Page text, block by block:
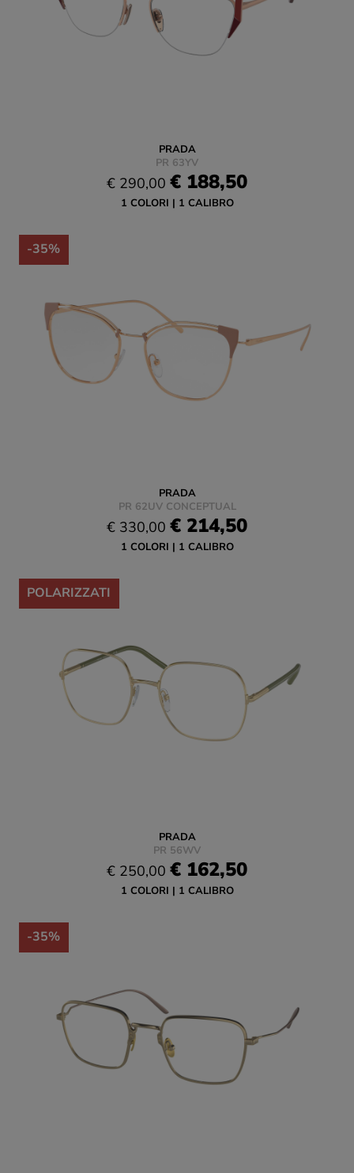
PRADA
PR 63YV
€ 290,00 € 188,50
1 COLORI 1 CALIBRO
-35%
PRADA
PR 62UV CONCEPTUAL
€ 330,00 € 214,50
1 COLORI 1 CALIBRO
-35%
POLARIZZATI
PRADA
PR 56WV
€ 250,00 € 162,50
1 COLORI 1 CALIBRO
-35%